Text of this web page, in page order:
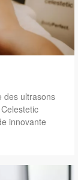
des ultrasons
innovante